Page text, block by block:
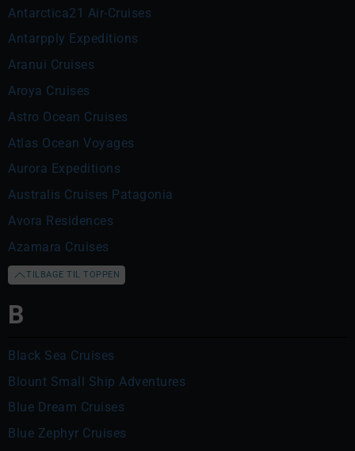
Antarctica21 Air-Cruises
Antarpply Expeditions
Aranui Cruises
Aroya Cruises
Astro Ocean Cruises
Atlas Ocean Voyages
Aurora Expeditions
Australis Cruises Patagonia
Avora Residences
Azamara Cruises
TILBAGE TIL TOPPEN
B
Black Sea Cruises
Blount Small Ship Adventures
Blue Dream Cruises
Blue Zephyr Cruises